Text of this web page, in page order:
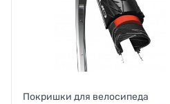
Покришки для велосипеда